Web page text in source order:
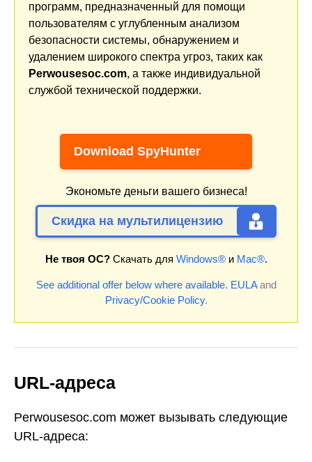
программ, предназначенный для помощи
пользователям с углубленным анализом
безопасности системы, обнаружением и
удалением широкого спектра угроз, таких как
Perwousesoc.com, а также индивидуальной
службой технической поддержки.
Download SpyHunter
Экономьте деньги вашего бизнеса!
Скидка на мультилицензию
Не твоя ОС?Скачать для Windows®и Mac®.
See additional offer below where available. EULAand
Privacy/Cookie Policy.
URL-адреса
Perwousesoc.com может вызывать следующие
URL-адреса: